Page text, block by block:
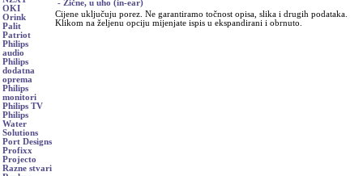
OKI
Orink
Palit
Patriot
Philips
audio
Philips
dodatna
oprema
Philips
monitori
Philips TV
Philips
Water
Solutions
Port Designs
Profixx
Projecto
Razne stvari
- Žične, u uho (in-ear)
Cijene uključuju porez. Ne garantiramo točnost opisa, slika i drugih podataka.
Klikom na željenu opciju mijenjate ispis u ekspandirani i obrnuto.